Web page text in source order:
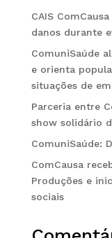
CAIS
danos durante
ComuniSaúde
e orienta
situações de
Parceria entre
show solidário
ComuniSaúde:
ComCausa
Produções e
sociais